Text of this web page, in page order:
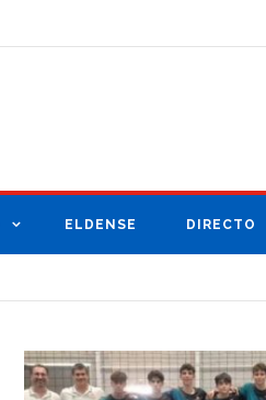
ELDENSE DIRECTO